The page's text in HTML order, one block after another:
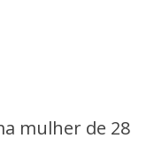
mulher de 28